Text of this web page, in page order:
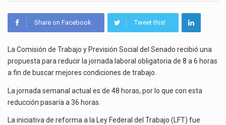
El derecho a la previsibilidad de los horarios de trabajo en turnos rotativos podría ser…
Las métricas tradicionales de los parques industriales —absorción, ocupación y metros cuadrados desarrollados— resultan insuficientes…
El superávit comercial de México con Estados Unidos alcanzó 102,581 millones de dólares (mdd) en…
Share on Facebook Tweet this!
La Comisión de Trabajo y Previsión Social del Senado recibió una
propuesta para reducir la jornada laboral obligatoria de 8 a 6 horas
a fin de buscar mejores condiciones de trabajo.
La jornada semanal actual es de 48 horas, por lo que con esta
reducción pasaría a 36 horas.
La iniciativa de reforma a la Ley Federal del Trabajo (LFT) fue